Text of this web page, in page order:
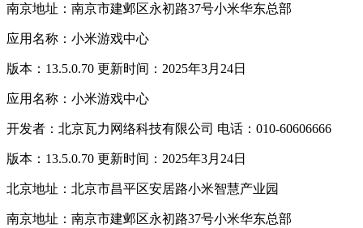
南京地址：南京市建邺区永初路37号小米华东总部
应用名称：小米游戏中心
版本：13.5.0.70 更新时间：2025年3月24日
应用名称：小米游戏中心
开发者：北京瓦力网络科技有限公司 电话：010-60606666
版本：13.5.0.70 更新时间：2025年3月24日
北京地址：北京市昌平区安居路小米智慧产业园
南京地址：南京市建邺区永初路37号小米华东总部